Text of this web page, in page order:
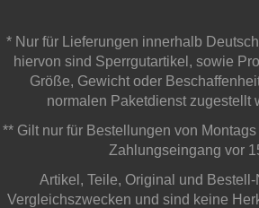
* Nur für Lieferungen innerhalb
hiervon sind Sperrgutartikel, sowie
Größe, Gewicht oder
normalen Paketdienst zugestellt
** Gilt nur für Bestellungen von
Zahlungseingang vor
Artikel, Teile, Original und Bestell-
Vergleichszwecken und sind keine